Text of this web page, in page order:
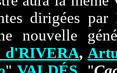
dirigées par
nouvelle
d'RIVERA,